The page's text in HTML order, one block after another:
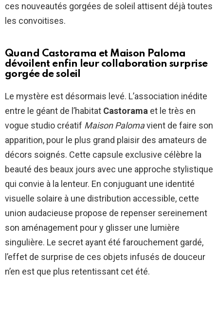
ces nouveautés gorgées de soleil attisent déjà toutes
les convoitises.
Quand Castorama et Maison Paloma
dévoilent enfin leur collaboration surprise
gorgée de soleil
Le mystère est désormais levé. L’association inédite
entre le géant de l’habitat Castorama et le très en
vogue studio créatif Maison Palomavient de faire son
apparition, pour le plus grand plaisir des amateurs de
décors soignés. Cette capsule exclusive célèbre la
beauté des beaux jours avec une approche stylistique
qui convie à la lenteur. En conjuguant une identité
visuelle solaire à une distribution accessible, cette
union audacieuse propose de repenser sereinement
son aménagement pour y glisser une lumière
singulière. Le secret ayant été farouchement gardé,
l’effet de surprise de ces objets infusés de douceur
n’en est que plus retentissant cet été.